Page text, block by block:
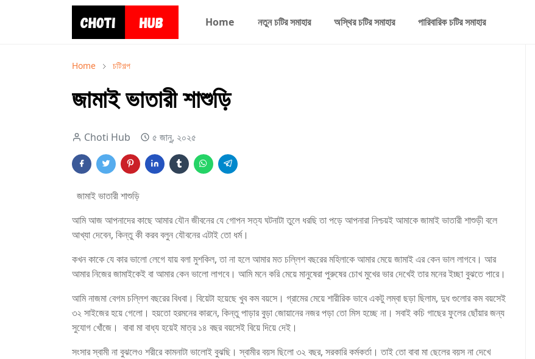
Home নতুন চটির সমাহার অস্থির চটির সমাহার পারিবারিক চটির সমাহার
Home চটিগল্প
জামাই ভাতারী শাশুড়ি
Choti Hub ৫ জানু, ২০২৫
জামাই ভাতারী শাশুড়ি
আমি আজ আপনাদের কাছে আমার যৌন জীবনের যে গোপন সত্য ঘটনাটা তুলে ধরছি তা পড়ে আপনারা নিশ্চয়ই আমাকে জামাই ভাতারী শাশুড়ী বলে
আখ্যা দেবেন, কিন্তু কী করব বলুন যৌবনের এটাই তো ধর্ম।
কখন কাকে যে কার ভালো লেগে যায় বলা মুশকিল, তা না হলে আমার মত চল্লিশ বছরের মহিলাকে আমার মেয়ে জামাই এর কেন ভাল লাগবে। আর
আমার নিজের জামাইকেই বা আমার কেন ভালো লাগবে। আমি মনে করি মেয়ে মানুষেরা পুরুষের চোখ মুখের ভার দেখেই তার মনের ইচ্ছা বুঝতে পারে।
আমি নাজমা বেগম চল্লিশ বছরের বিধবা। বিয়েটা হয়েছে খুব কম বয়সে। গ্রামের মেয়ে শারীরিক ভাবে একটু লম্বা ছড়া ছিলাম, দুধ গুলোর কম বয়সেই
৩২ সাইজের হয়ে গেলো। হয়তো হরমনের কারনে, কিন্তু পাড়ার বুড়া জোয়ানের নজর পড়া তো মিস হচ্ছে না। সবাই কচি গাছের ফুলের ছোঁয়ার জন্য
সুযোগ খোঁজে। বাবা মা বাধ্য হয়েই মাত্র ১৪ বছর বয়সেই বিয়ে দিয়ে দেই।
সংসার স্বামী না বুঝলেও শরীরে কামনাটা ভালোই বুঝছি। স্বামীর বয়স ছিলো ৩২ বছর, সরকারি কর্মকর্তা। তাই তো বাবা মা ছেলের বয়স না দেখে